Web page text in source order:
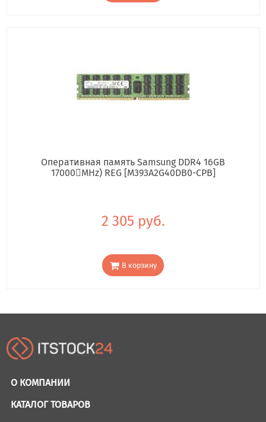
Оперативная память Samsung DDR4 16GB
17000񢋕MHz) REG [M393A2G40DB0-CPB]
2 305 руб.
В корзину
О КОМПАНИИ
КАТАЛОГ ТОВАРОВ